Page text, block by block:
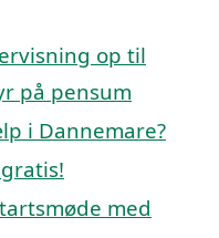
op til
på pensum
i Dannemare?
med